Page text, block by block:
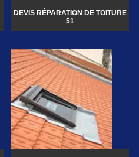
DEVIS RÉPARATION DE TOITURE
51